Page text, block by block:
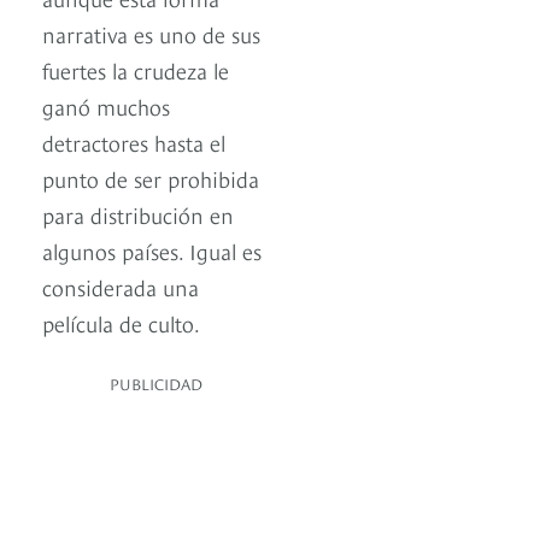
narrativa es uno de sus
fuertes la crudeza le
ganó muchos
detractores hasta el
punto de ser prohibida
para distribución en
algunos países. Igual es
considerada una
película de culto.
PUBLICIDAD